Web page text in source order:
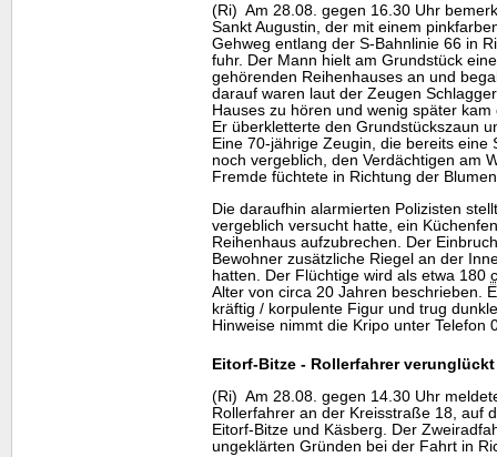
(Ri) Am 28.08. gegen 16.30 Uhr
Sankt Augustin, der mit einem
Gehweg entlang der S-Bahnlinie 66 in
fuhr. Der Mann hielt am Grundstück
gehörenden Reihenhauses an und
darauf waren laut der Zeugen
Hauses zu hören und wenig später
Er überkletterte den Grundstückszaun
Eine 70-jährige Zeugin, die bereits eine
noch vergeblich, den Verdächtigen am
Fremde füchtete in Richtung der
Die daraufhin alarmierten Polizisten
vergeblich versucht hatte, ein
Reihenhaus aufzubrechen. Der
Bewohner zusätzliche Riegel an der
hatten. Der Flüchtige wird als etwa 180
Alter von circa 20 Jahren beschrieben.
kräftig / korpulente Figur und trug
Hinweise nimmt die Kripo unter Telefon
Eitorf-Bitze - Rollerfahrer
(Ri) Am 28.08. gegen 14.30 Uhr
Rollerfahrer an der Kreisstraße 18, auf
Eitorf-Bitze und Käsberg. Der
ungeklärten Gründen bei der Fahrt in